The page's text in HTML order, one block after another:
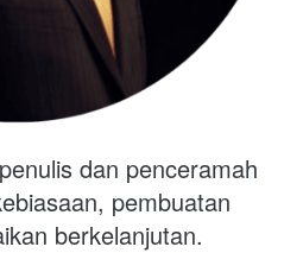
dan penceramah
pembuatan
berkelanjutan.